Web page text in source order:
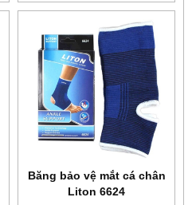
Băng bảo vệ mắt cá chân
Liton 6624